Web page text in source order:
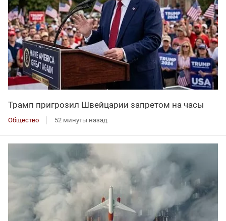
Трамп пригрозил Швейцарии запретом на часы
Общество 52 минуты назад